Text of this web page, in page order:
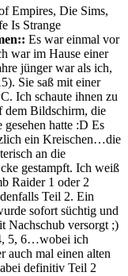
Empires, Die Sims,
Is Strange
Es war einmal vor
war im Hause einer
jünger war als ich,
Sie saß mit einer
Ich schaute ihnen zu
dem Bildschirm, die
gesehen hatte :D Es
ein Kreischen…die
an die
gestampft. Ich weiß
Raider 1 oder 2
Teil 2. Ein
sofort süchtig und
Nachschub versorgt ;)
5, 6…wobei ich
auch mal einen alten
definitiv Teil 2